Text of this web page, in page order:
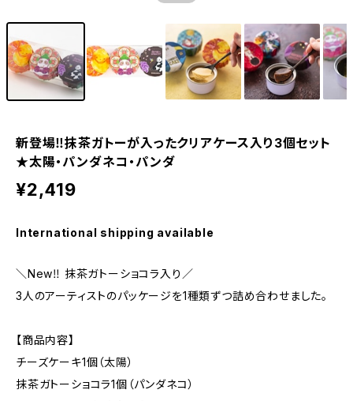
新登場‼抹茶ガトーが入ったクリアケース入り3個セット
★太陽・パンダネコ・パンダ
¥2,419
International shipping available
＼New‼ 抹茶ガトーショコラ入り／
3人のアーティストのパッケージを1種類ずつ詰め合わせました。
【商品内容】
チーズケーキ1個（太陽）
抹茶ガトーショコラ1個（パンダネコ）